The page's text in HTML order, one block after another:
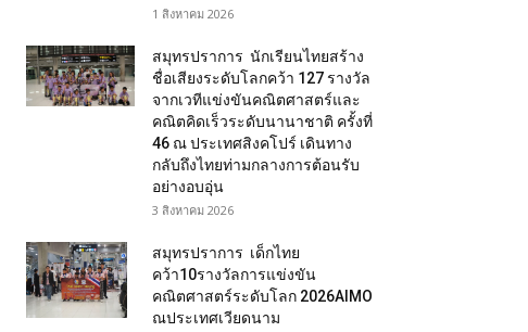
1 สิงหาคม 2026
สมุทรปราการ นักเรียนไทยสร้าง
ชื่อเสียงระดับโลกคว้า 127 รางวัล
จากเวทีแข่งขันคณิตศาสตร์และ
คณิตคิดเร็วระดับนานาชาติ ครั้งที่
46 ณ ประเทศสิงคโปร์ เดินทาง
กลับถึงไทยท่ามกลางการต้อนรับ
อย่างอบอุ่น
3 สิงหาคม 2026
สมุทรปราการ เด็กไทย
คว้า10รางวัลการแข่งขัน
คณิตศาสตร์ระดับโลก 2026AIMO
ณประเทศเวียดนาม